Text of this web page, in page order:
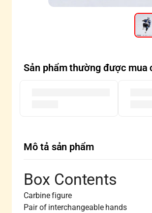
Sản phẩm thường được mua
Mô tả sản phẩm
Box Contents
Carbine figure
Pair of interchangeable hands